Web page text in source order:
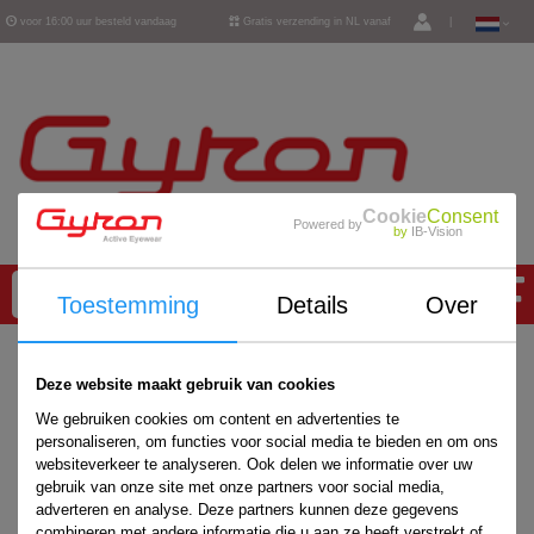
voor 16:00 uur besteld vandaag Gratis verzending in NL vanaf
Powered byCookieConsent
by IB-Vision
Toestemming Details Over
Deze website maakt gebruik van cookies
We gebruiken cookies om content en advertenties te
personaliseren, om functies voor social media te bieden en om ons
websiteverkeer te analyseren. Ook delen we informatie over uw
gebruik van onze site met onze partners voor social media,
adverteren en analyse. Deze partners kunnen deze gegevens